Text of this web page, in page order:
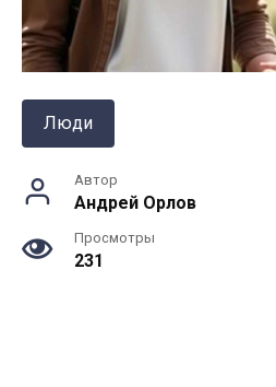
Люди
Автор
Андрей Орлов
Просмотры
231